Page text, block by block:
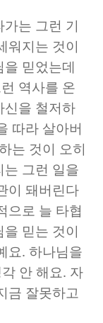
는 그런 기
워지는 것이
믿었는데
역사를 온
신을 철저하
따라 살아버
는 것이 오히
는 그런 일을
이 돼버린다
으로 늘 타협
믿는 것이
요. 하나님을
안 해요. 자
금 잘못하고